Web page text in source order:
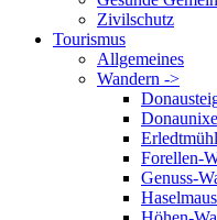
Zivilschutz
Tourismus
Allgemeines
Wandern ->
Forellen-
Genuss-